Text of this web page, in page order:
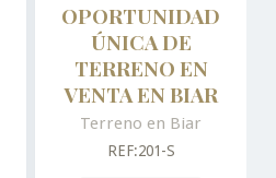
OPORTUNIDAD
ÚNICA DE
TERRENO EN
VENTA EN BIAR
Terreno en Biar
REF:201-S